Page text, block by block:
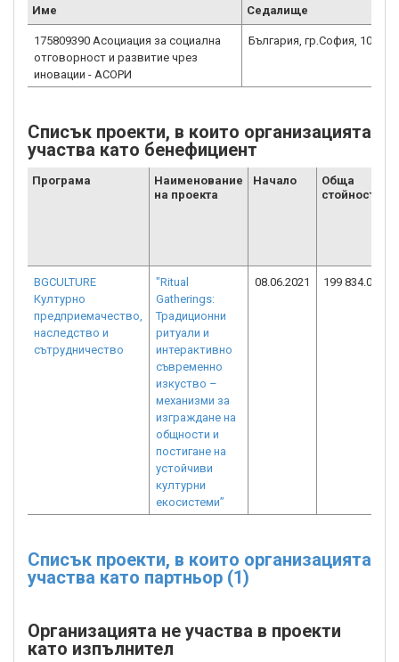
Име Седалище
175809390 Асоциация за социална
отговорност и развитие чрез
иновации - АСОРИ
България, гр.София, 1000,
Списък проекти, в които организацията
участва като бенефициент
Програма
Наименование
на проекта
Начало
Обща
стойност
BGCULTURE
Културно
предприемачество,
наследство и
сътрудничество
"Ritual
Gatherings:
Традиционни
ритуали и
интерактивно
съвременно
изкуство –
механизми за
изграждане на
общности и
постигане на
устойчиви
културни
екосистеми”
08.06.2021 199 834.00
Списък проекти, в които организацията
участва като партньор (1)
Организацията не участва в проекти
като изпълнител